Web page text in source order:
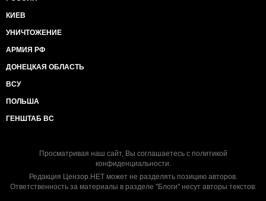
КИЕВ
УНИЧТОЖЕНИЕ
АРМИЯ РФ
ДОНЕЦКАЯ ОБЛАСТЬ
ВСУ
ПОЛЬША
ГЕНШТАБ ВС
Просматривая наш сайт, Вы соглашаетесь с политикой
конфиденциальности.
Редакция Цензор.НЕТ может не разделять позицию авторов.
Ответственность за материалы в разделе "Блоги" несут авторы текстов.